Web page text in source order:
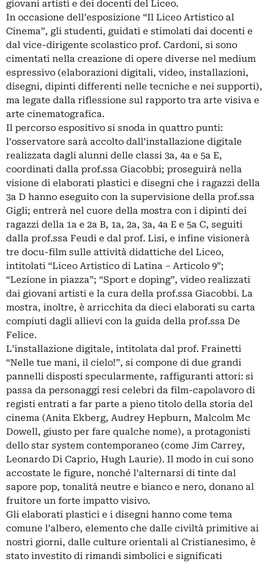
giovani artisti e dei docenti del Liceo.
In occasione dell’esposizione “Il Liceo Artistico al
Cinema”, gli studenti, guidati e stimolati dai docenti e
dal vice-dirigente scolastico prof. Cardoni, si sono
cimentati nella creazione di opere diverse nel medium
espressivo (elaborazioni digitali, video, installazioni,
disegni, dipinti differenti nelle tecniche e nei supporti),
ma legate dalla riflessione sul rapporto tra arte visiva e
arte cinematografica.
Il percorso espositivo si snoda in quattro punti:
l’osservatore sarà accolto dall’installazione digitale
realizzata dagli alunni delle classi 3a, 4a e 5a E,
coordinati dalla prof.ssa Giacobbi; proseguirà nella
visione di elaborati plastici e disegni che i ragazzi della
3a D hanno eseguito con la supervisione della prof.ssa
Gigli; entrerà nel cuore della mostra con i dipinti dei
ragazzi della 1a e 2a B, 1a, 2a, 3a, 4a E e 5a C, seguiti
dalla prof.ssa Feudi e dal prof. Lisi, e infine visionerà
tre docu-film sulle attività didattiche del Liceo,
intitolati “Liceo Artistico di Latina – Articolo 9”;
“Lezione in piazza”; “Sport e doping”, video realizzati
dai giovani artisti e la cura della prof.ssa Giacobbi. La
mostra, inoltre, è arricchita da dieci elaborati su carta
compiuti dagli allievi con la guida della prof.ssa De
Felice.
L’installazione digitale, intitolata dal prof. Frainetti
“Nelle tue mani, il cielo!”, si compone di due grandi
pannelli disposti specularmente, raffiguranti attori: si
passa da personaggi resi celebri da film-capolavoro di
registi entrati a far parte a pieno titolo della storia del
cinema (Anita Ekberg, Audrey Hepburn, Malcolm Mc
Dowell, giusto per fare qualche nome), a protagonisti
dello star system contemporaneo (come Jim Carrey,
Leonardo Di Caprio, Hugh Laurie). Il modo in cui sono
accostate le figure, nonché l’alternarsi di tinte dal
sapore pop, tonalità neutre e bianco e nero, donano al
fruitore un forte impatto visivo.
Gli elaborati plastici e i disegni hanno come tema
comune l’albero, elemento che dalle civiltà primitive ai
nostri giorni, dalle culture orientali al Cristianesimo, è
stato investito di rimandi simbolici e significati